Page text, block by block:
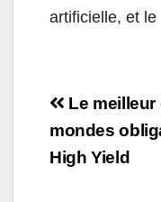
artificielle, et
de
l’article
Le meilleur
mondes
High Yield